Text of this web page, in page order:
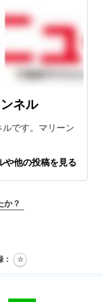
ネル
ルです。マリーン
や他の投稿を見る
か？
：